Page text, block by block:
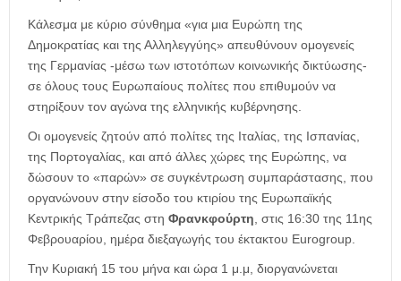
Κάλεσμα με κύριο σύνθημα «για μια Ευρώπη της
Δημοκρατίας και της Αλληλεγγύης» απευθύνουν ομογενείς
της Γερμανίας -μέσω των ιστοτόπων κοινωνικής δικτύωσης-
σε όλους τους Ευρωπαίους πολίτες που επιθυμούν να
στηρίξουν τον αγώνα της ελληνικής κυβέρνησης.
Οι ομογενείς ζητούν από πολίτες της Ιταλίας, της Ισπανίας,
της Πορτογαλίας, και από άλλες χώρες της Ευρώπης, να
δώσουν το «παρών» σε συγκέντρωση συμπαράστασης, που
οργανώνουν στην είσοδο του κτιρίου της Ευρωπαϊκής
Κεντρικής Τράπεζας στη Φρανκφούρτη , στις 16:30 της 11ης
Φεβρουαρίου, ημέρα διεξαγωγής του έκτακτου Eurogroup.
Την Κυριακή 15 του μήνα και ώρα 1 μ.μ, διοργανώνεται